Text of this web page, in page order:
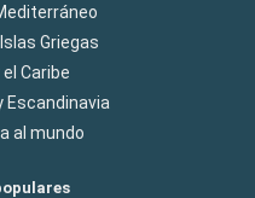
Griegas
Caribe
Escandinavia
al mundo